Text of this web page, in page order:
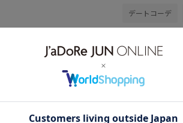
デートコーデ
シャツ/ブラウス